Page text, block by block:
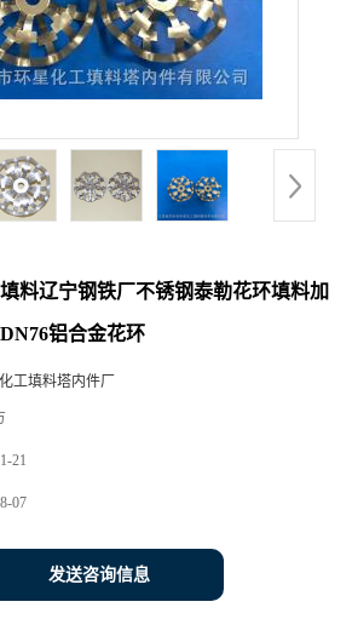
料辽宁钢铁厂不锈钢泰勒花环填料加
铝合金花环
工填料塔内件厂
21
07
发送咨询信息